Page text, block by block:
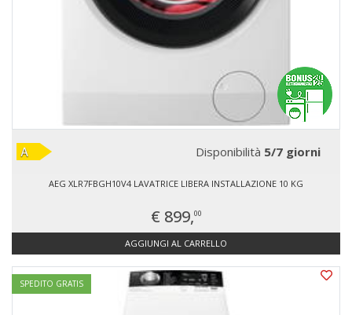
Disponibilità 5/7 giorni
AEG XLR7FBGH10V4 LAVATRICE LIBERA INSTALLAZIONE 10 KG
€ 899,00
AGGIUNGI AL CARRELLO
SPEDITO GRATIS